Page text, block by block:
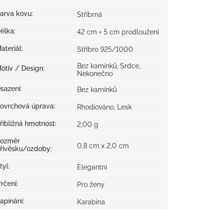
kovu: Stříbrná
: 42 cm + 5 cm prodloužení
: Stříbro 925/1000
/ Design:
Bez kamínků, Srdce,
Nekonečno
: Bez kamínků
úprava: Rhodiováno, Lesk
hmotnost: 2,00 g
ozdoby: 0,8 cm x 2,0 cm
: Elegantní
: Pro ženy
: Karabina